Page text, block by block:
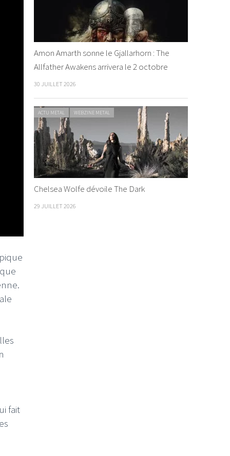
fait
Amon Amarth sonne le Gjallarhorn : The
Allfather Awakens arrivera le 2 octobre
30 JUILLET 2026
ACTU METAL WEBZINE METAL
Chelsea Wolfe dévoile The Dark
29 JUILLET 2026